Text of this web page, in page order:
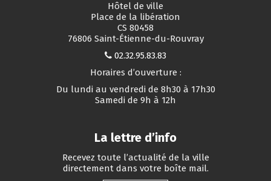
Hôtel de ville
Place de la libération
CS 80458
76806 Saint-Étienne-du-Rouvray
02.32.95.83.83
Horaires d’ouverture :
Du lundi au vendredi de 8h30 à 17h30
Samedi de 9h à 12h
La lettre d’info
Recevez toute l’actualité de la ville
directement dans votre boîte mail.